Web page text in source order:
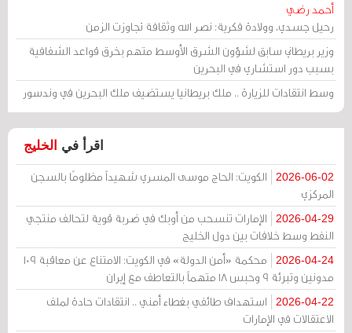
أحمد رضي
رحيل جسدي، وولادة فكرية: نصر الله وثقافة تجاوزت الزمن
وزير بريطاني سابق لشؤون الشرق الأوسط متهم بخرق قواعد الشفافية
بسبب دور استشاري في البحرين
وسط انتقادات للزيارة .. ملك بريطانيا يستضيف ملك البحرين في وندسور
اقرأ في الخليج
2026-06-02
الكويت: الحاج موسى المسري شهيداً مظلومًا بالسجن
المركزي
2026-04-29
الإمارات تنسحب من أوبك في ضربة قوية لتحالف منتجي
النفط وسط خلافات بين دول الخليج
2026-04-24
محكمة «أمن الدولة» في الكويت: الامتناع عن معاقبة 109
مدونين وتبرئة 9 وحبس 18 متهماً بالتعاطف مع إيران
2026-04-22
استهداف طائفي بغطاء أمني .. انتقادات حادة لملف
الاعتقالات في الإمارات